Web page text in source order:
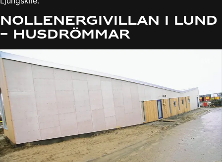
Nollenergivillan i Lund
– Husdrömmar